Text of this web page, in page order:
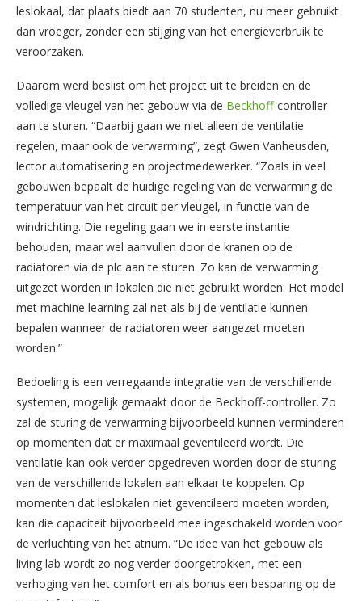
leslokaal, dat plaats biedt aan 70 studenten, nu meer gebruikt
dan vroeger, zonder een stijging van het energieverbruik te
veroorzaken.
Daarom werd beslist om het project uit te breiden en de
volledige vleugel van het gebouw via de Beckhoff-controller
aan te sturen. “Daarbij gaan we niet alleen de ventilatie
regelen, maar ook de verwarming”, zegt Gwen Vanheusden,
lector automatisering en projectmedewerker. “Zoals in veel
gebouwen bepaalt de huidige regeling van de verwarming de
temperatuur van het circuit per vleugel, in functie van de
windrichting. Die regeling gaan we in eerste instantie
behouden, maar wel aanvullen door de kranen op de
radiatoren via de plc aan te sturen. Zo kan de verwarming
uitgezet worden in lokalen die niet gebruikt worden. Het model
met machine learning zal net als bij de ventilatie kunnen
bepalen wanneer de radiatoren weer aangezet moeten
worden.”
Bedoeling is een verregaande integratie van de verschillende
systemen, mogelijk gemaakt door de Beckhoff-controller. Zo
zal de sturing de verwarming bijvoorbeeld kunnen verminderen
op momenten dat er maximaal geventileerd wordt. Die
ventilatie kan ook verder opgedreven worden door de sturing
van de verschillende lokalen aan elkaar te koppelen. Op
momenten dat leslokalen niet geventileerd moeten worden,
kan die capaciteit bijvoorbeeld mee ingeschakeld worden voor
de verluchting van het atrium. “De idee van het gebouw als
living lab wordt zo nog verder doorgetrokken, met een
verhoging van het comfort en als bonus een besparing op de